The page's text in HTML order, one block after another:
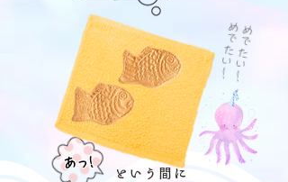
という間に
​あっ!
めでたい！
​めでたい！